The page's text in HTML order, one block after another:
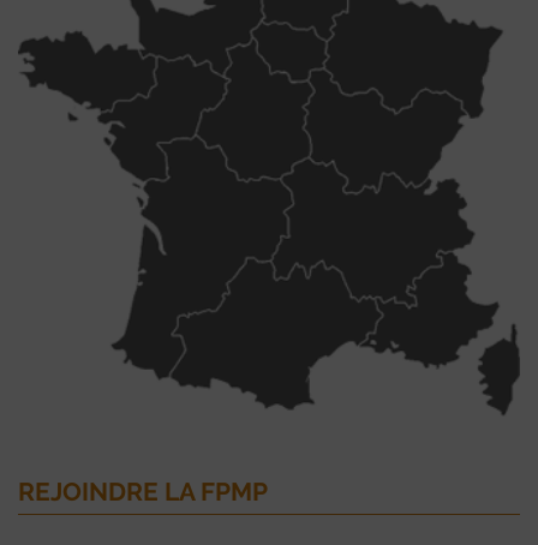
REJOINDRE LA FPMP